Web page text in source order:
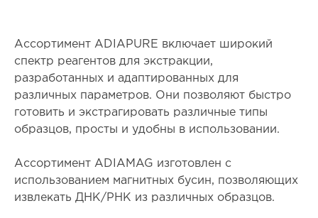
Ассортимент ADIAPURE включает широкий
спектр реагентов для экстракции,
разработанных и адаптированных для
различных параметров. Они позволяют быстро
готовить и экстрагировать различные типы
образцов, просты и удобны в использовании.
Ассортимент ADIAMAG изготовлен с
использованием магнитных бусин, позволяющих
извлекать ДНК/РНК из различных образцов.